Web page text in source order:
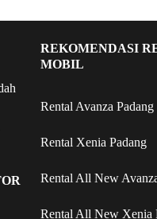
REKOMENDASI
MOBIL
Rental Avanza Padang
Rental Xenia Padang
Rental All New
Rental All New Xenia